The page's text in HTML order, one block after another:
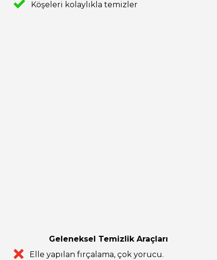
Köşeleri kolaylıkla temizler
Geleneksel Temizlik Araçları
Elle yapılan fırçalama, çok yorucu.